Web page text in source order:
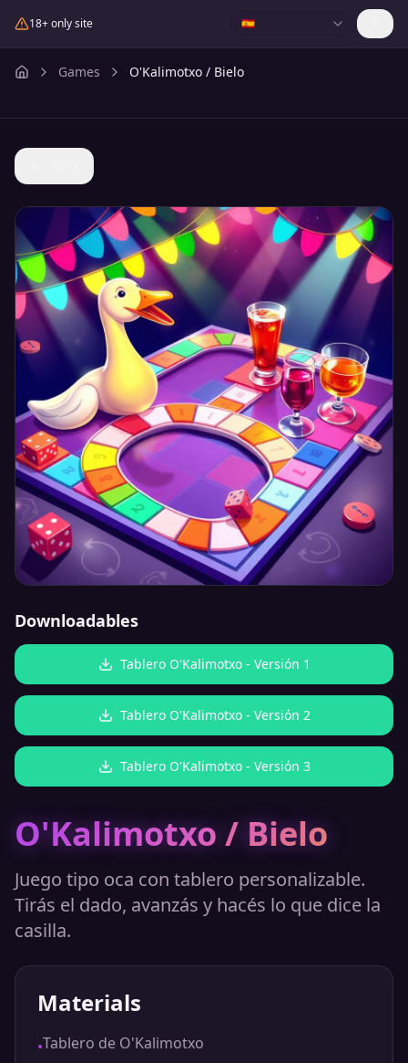
18+ only site 🇪🇸
Games O'Kalimotxo / Bielo
Downloadables
Tablero O'Kalimotxo - Versión 1
Tablero O'Kalimotxo - Versión 2
Tablero O'Kalimotxo - Versión 3
O'Kalimotxo / Bielo
Juego tipo oca con tablero personalizable.
Tirás el dado, avanzás y hacés lo que dice la
casilla.
Materials
•Tablero de O'Kalimotxo